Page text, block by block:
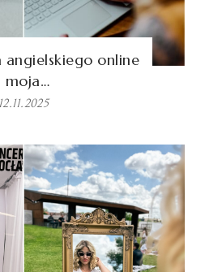
angielskiego online
moja…
12.11.2025